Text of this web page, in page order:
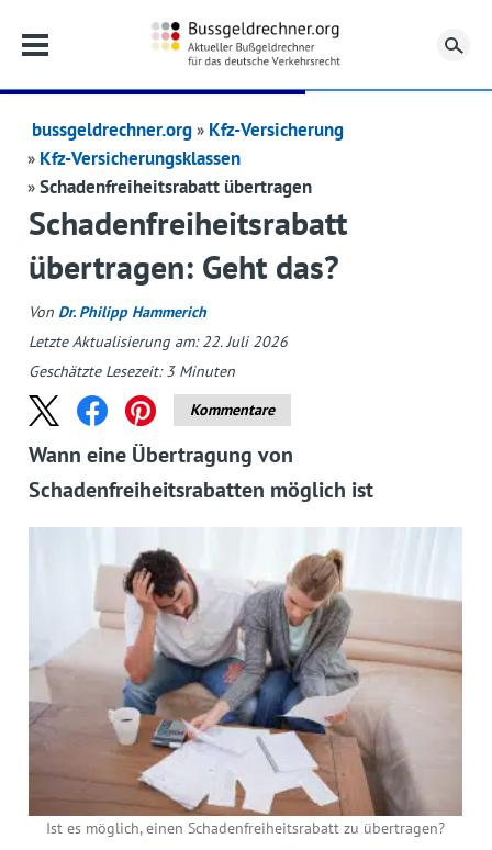
bussgeldrechner.org
Kfz-Versicherung
Kfz-Versicherungsklassen
Schadenfreiheitsrabatt übertragen
Schadenfreiheitsrabatt
übertragen: Geht das?
Von Dr. Philipp Hammerich
Letzte Aktualisierung am: 22. Juli 2026
Geschätzte Lesezeit:3 Minuten
Kommentare
Wann eine Übertragung von
Schadenfreiheitsrabatten möglich ist
Ist es möglich, einen Schadenfreiheitsrabatt zu übertragen?